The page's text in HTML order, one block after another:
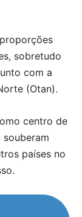
sobretudo
com a
(Otan).
centro de
países no